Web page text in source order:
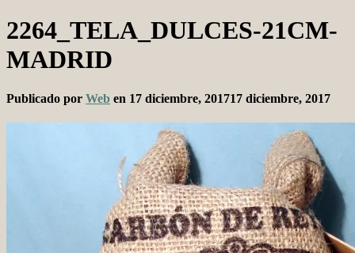
2264_TELA_DULCES-21CM-
MADRID
Publicado por Web en 17 diciembre, 201717 diciembre, 2017